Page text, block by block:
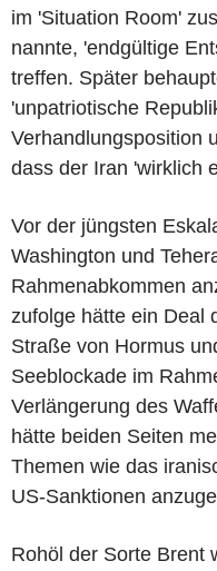
im 'Situation Room'
nannte, 'endgültige
treffen. Später
'unpatriotische
Verhandlungsposition
dass der Iran 'wirklich
Vor der jüngsten
Washington und
Rahmenabkommen
zufolge hätte ein Deal
Straße von Hormus
Seeblockade im
Verlängerung des
hätte beiden Seiten
Themen wie das
US-Sanktionen
Rohöl der Sorte Brent